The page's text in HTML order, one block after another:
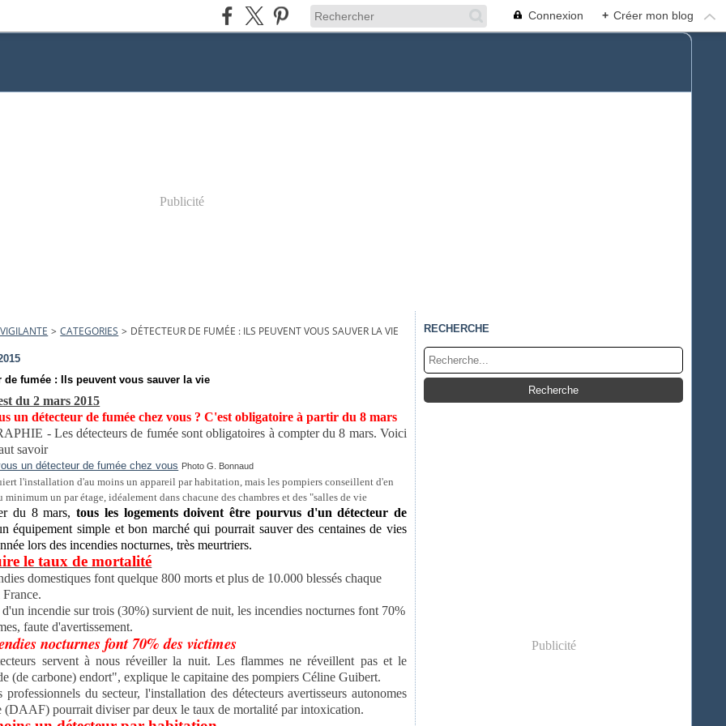
Connexion + Créer mon blog
Publicité
> CATEGORIES > DÉTECTEUR DE FUMÉE : ILS PEUVENT VOUS SAUVER LA VIE
de fumée : Ils peuvent vous sauver la vie
du 2 mars 2015
un détecteur de fumée chez vous ? C'est obligatoire à partir du 8 mars
- Les détecteurs de fumée sont obligatoires à compter du 8 mars. Voici
savoir
Photo G. Bonnaud
l'installation d'au moins un appareil par habitation, mais les pompiers conseillent d'en
minimum un par étage, idéalement dans chacune des chambres et des "salles de vie
du 8 mars, tous les logements doivent être pourvus d'un détecteur de
équipement simple et bon marché qui pourrait sauver des centaines de vies
lors des incendies nocturnes, très meurtriers.
le taux de mortalité
domestiques font quelque 800 morts et plus de 10.000 blessés chaque
France.
incendie sur trois (30%) survient de nuit, les incendies nocturnes font 70%
faute d'avertissement.
nocturnes font 70% des victimes
servent à nous réveiller la nuit. Les flammes ne réveillent pas et le
(de carbone) endort", explique le capitaine des pompiers Céline Guibert.
professionnels du secteur, l'installation des détecteurs avertisseurs autonomes
(DAAF) pourrait diviser par deux le taux de mortalité par intoxication.
RECHERCHE
Publicité